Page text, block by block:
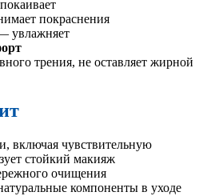
покраснения
увлажняет
трения, не оставляет жирной
включая чувствительную
стойкий макияж
очищения
компоненты в уходе